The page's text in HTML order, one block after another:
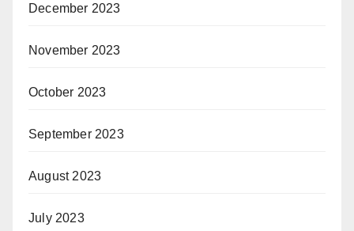
December 2023
November 2023
October 2023
September 2023
August 2023
July 2023